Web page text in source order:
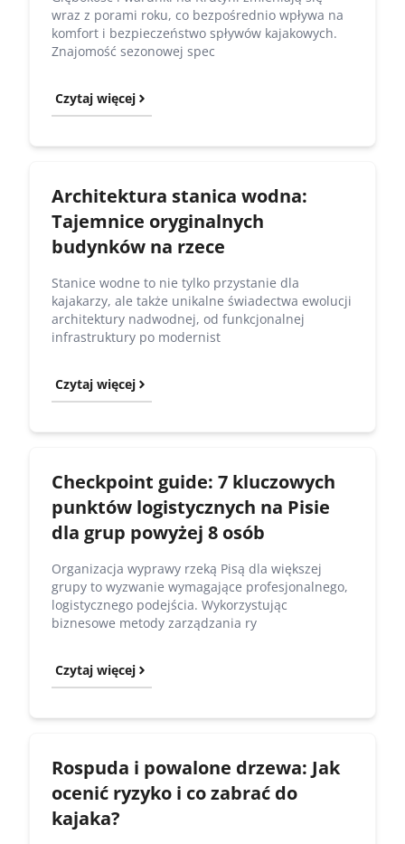
wraz z porami roku, co bezpośrednio wpływa na
komfort i bezpieczeństwo spływów kajakowych.
Znajomość sezonowej spec
Czytaj więcej
Architektura stanica wodna:
Tajemnice oryginalnych
budynków na rzece
Stanice wodne to nie tylko przystanie dla
kajakarzy, ale także unikalne świadectwa ewolucji
architektury nadwodnej, od funkcjonalnej
infrastruktury po modernist
Czytaj więcej
Checkpoint guide: 7 kluczowych
punktów logistycznych na Pisie
dla grup powyżej 8 osób
Organizacja wyprawy rzeką Pisą dla większej
grupy to wyzwanie wymagające profesjonalnego,
logistycznego podejścia. Wykorzystując
biznesowe metody zarządzania ry
Czytaj więcej
Rospuda i powalone drzewa: Jak
ocenić ryzyko i co zabrać do
kajaka?